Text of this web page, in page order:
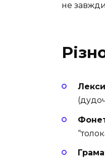
не